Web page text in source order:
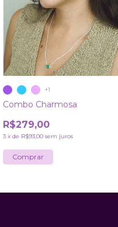
Combo Charmosa
R$279,00
3 xde R$93,00 sem juros
+1
Comprar